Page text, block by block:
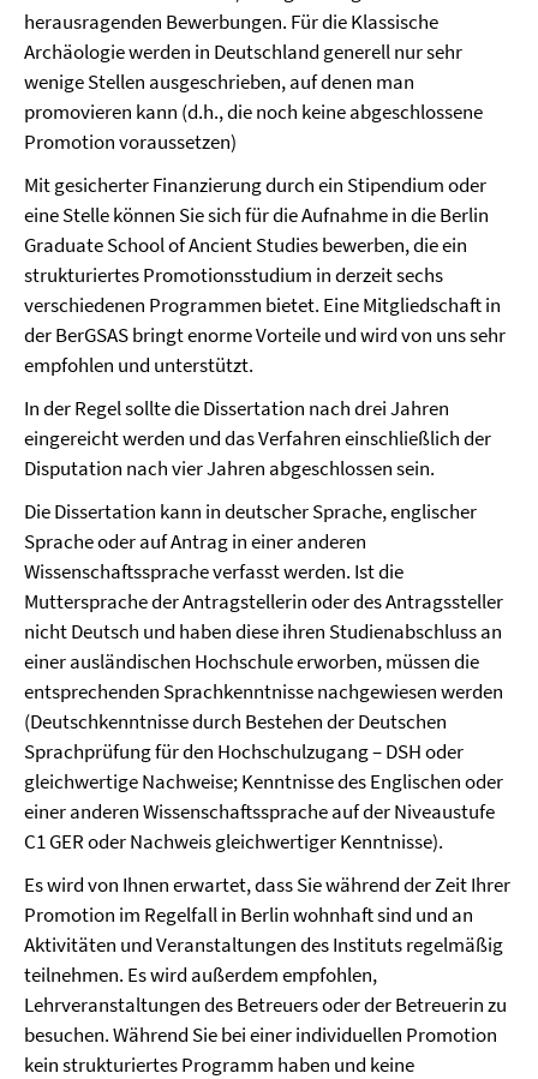
herausragenden Bewerbungen. Für die Klassische
Archäologie werden in Deutschland generell nur sehr
wenige Stellen ausgeschrieben, auf denen man
promovieren kann (d.h., die noch keine abgeschlossene
Promotion voraussetzen)
Mit gesicherter Finanzierung durch ein Stipendium oder
eine Stelle können Sie sich für die Aufnahme in die Berlin
Graduate School of Ancient Studies bewerben, die ein
strukturiertes Promotionsstudium in derzeit sechs
verschiedenen Programmen bietet. Eine Mitgliedschaft in
der BerGSAS bringt enorme Vorteile und wird von uns sehr
empfohlen und unterstützt.
In der Regel sollte die Dissertation nach drei Jahren
eingereicht werden und das Verfahren einschließlich der
Disputation nach vier Jahren abgeschlossen sein.
Die Dissertation kann in deutscher Sprache, englischer
Sprache oder auf Antrag in einer anderen
Wissenschaftssprache verfasst werden. Ist die
Muttersprache der Antragstellerin oder des Antragssteller
nicht Deutsch und haben diese ihren Studienabschluss an
einer ausländischen Hochschule erworben, müssen die
entsprechenden Sprachkenntnisse nachgewiesen werden
(Deutschkenntnisse durch Bestehen der Deutschen
Sprachprüfung für den Hochschulzugang – DSH oder
gleichwertige Nachweise; Kenntnisse des Englischen oder
einer anderen Wissenschaftssprache auf der Niveaustufe
C1 GER oder Nachweis gleichwertiger Kenntnisse).
Es wird von Ihnen erwartet, dass Sie während der Zeit Ihrer
Promotion im Regelfall in Berlin wohnhaft sind und an
Aktivitäten und Veranstaltungen des Instituts regelmäßig
teilnehmen. Es wird außerdem empfohlen,
Lehrveranstaltungen des Betreuers oder der Betreuerin zu
besuchen. Während Sie bei einer individuellen Promotion
kein strukturiertes Programm haben und keine